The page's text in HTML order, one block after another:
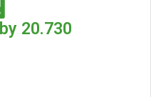
20.730